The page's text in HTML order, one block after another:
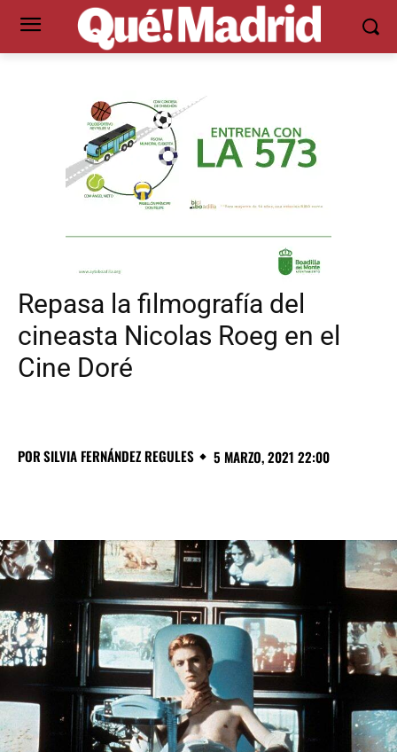
Repasa la filmografía del
cineasta Nicolas Roeg en el
Cine Doré
PORSILVIA FERNÁNDEZ REGULES 5 MARZO, 2021 22:00